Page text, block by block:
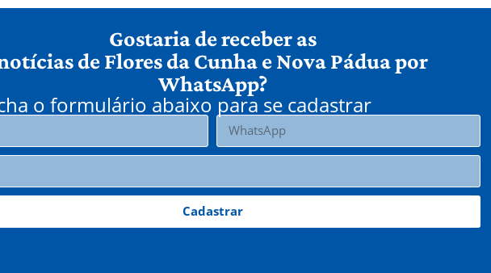
Gostaria de receber as
de Flores da Cunha e Nova Pádua por
WhatsApp?
o formulário abaixo para se cadastrar
Cadastrar